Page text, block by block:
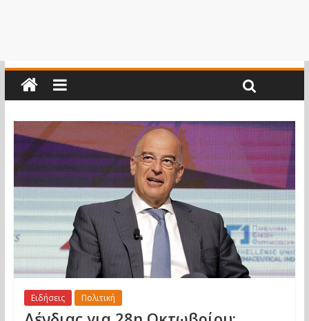
Ειδήσεις Πολιτική